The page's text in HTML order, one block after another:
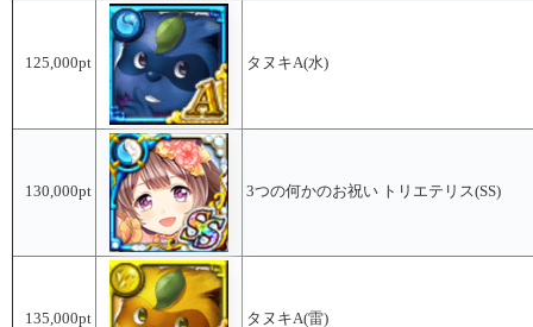
125,000pt タヌキA(水)
130,000pt 3つの何かのお祝い トリエテリス(SS)
135,000pt タヌキA(雷)